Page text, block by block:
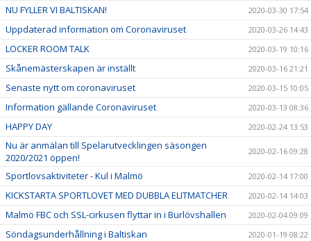
NU FYLLER VI BALTISKAN! 2020-03-30 17:54
Uppdaterad information om Coronaviruset 2020-03-26 14:43
LOCKER ROOM TALK 2020-03-19 10:16
Skånemästerskapen är inställt 2020-03-16 21:21
Senaste nytt om coronaviruset 2020-03-15 10:05
Information gällande Coronaviruset 2020-03-13 08:36
HAPPY DAY 2020-02-24 13:53
Nu är anmälan till Spelarutvecklingen säsongen
2020/2021 öppen!
2020-02-16 09:28
Sportlovsaktiviteter - Kul i Malmö 2020-02-14 17:00
KICKSTARTA SPORTLOVET MED DUBBLA ELITMATCHER 2020-02-14 14:03
Malmö FBC och SSL-cirkusen flyttar in i Burlövshallen 2020-02-04 09:09
Söndagsunderhållning i Baltiskan 2020-01-19 08:22